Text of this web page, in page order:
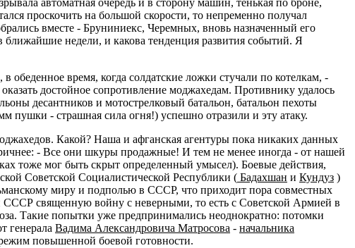
автоматная очередь и в сторону машин, тенькая по броне,
проскочить на большой скорости, то непременно получал
вместе - Бруниниекс, Черемных, вновь назначенный его
недели, и какова тенденция развития событий. Я
время, когда солдатские ложки стучали по котелкам, -
достойное сопротивление моджахедам. Противнику удалось
десантников и мотострелковый батальон, батальон пехоты
пушки - страшная сила огня!) успешно отразили и эту атаку.
Какой? Наша и афганская агентуры пока никаких данных
- Все они шкуры продажные! И тем не менее иногда - от нашей
тоже мог быть скрыт определенный умысел). Боевые действия,
Советской Социалистической Республики ( Бадахшан и Кундуз )
миру и подполью в СССР, что приходит пора совместных
СССР священную войну с неверными, то есть с Советской Армией в
Такие попытки уже предпринимались неоднократно: потомки
генерала Вадима Александровича Матросова - начальника
повышенной боевой готовности.